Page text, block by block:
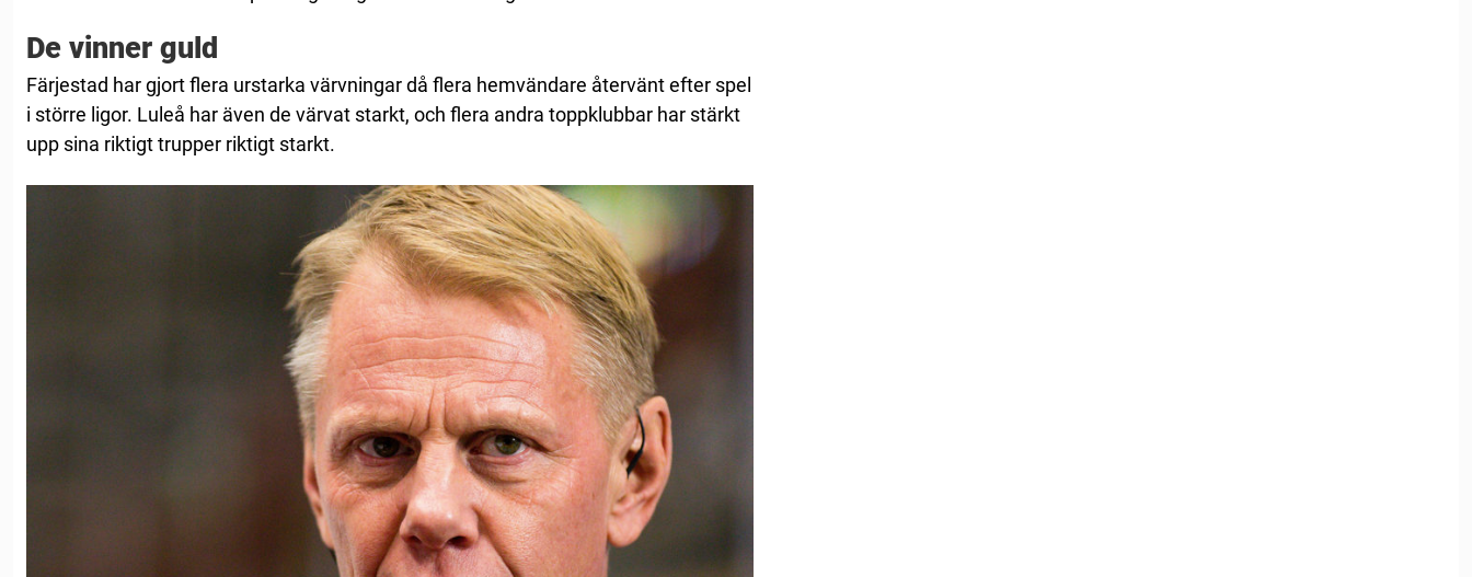
De vinner guld
Färjestad har gjort flera urstarka värvningar då flera hemvändare återvänt efter spel
i större ligor. Luleå har även de värvat starkt, och flera andra toppklubbar har stärkt
upp sina riktigt trupper riktigt starkt.